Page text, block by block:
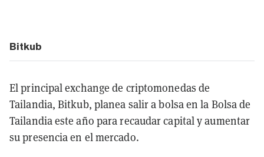
Bitkub
El principal exchange de criptomonedas de
Tailandia, Bitkub, planea salir a bolsa en la Bolsa de
Tailandia este año para recaudar capital y aumentar
su presencia en el mercado.